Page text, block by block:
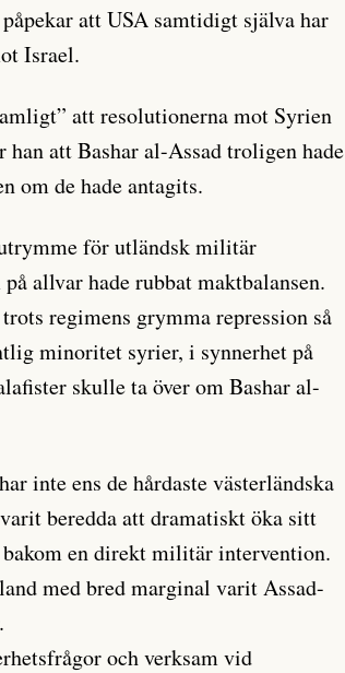
att USA samtidigt själva har
Israel.
att resolutionerna mot Syrien
att Bashar al-Assad troligen hade
om de hade antagits.
för utländsk militär
allvar hade rubbat maktbalansen.
regimens grymma repression så
minoritet syrier, i synnerhet på
skulle ta över om Bashar al-
inte ens de hårdaste västerländska
beredda att dramatiskt öka sitt
en direkt militär intervention.
med bred marginal varit Assad-
och verksam vid